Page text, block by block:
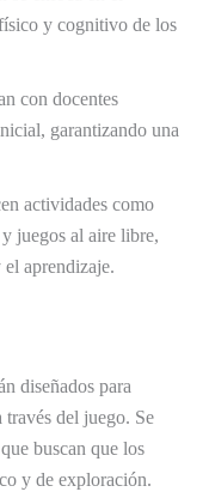
y cognitivo de los
con docentes
garantizando una
actividades como
juegos al aire libre,
aprendizaje.
diseñados para
del juego. Se
buscan que los
y de exploración.